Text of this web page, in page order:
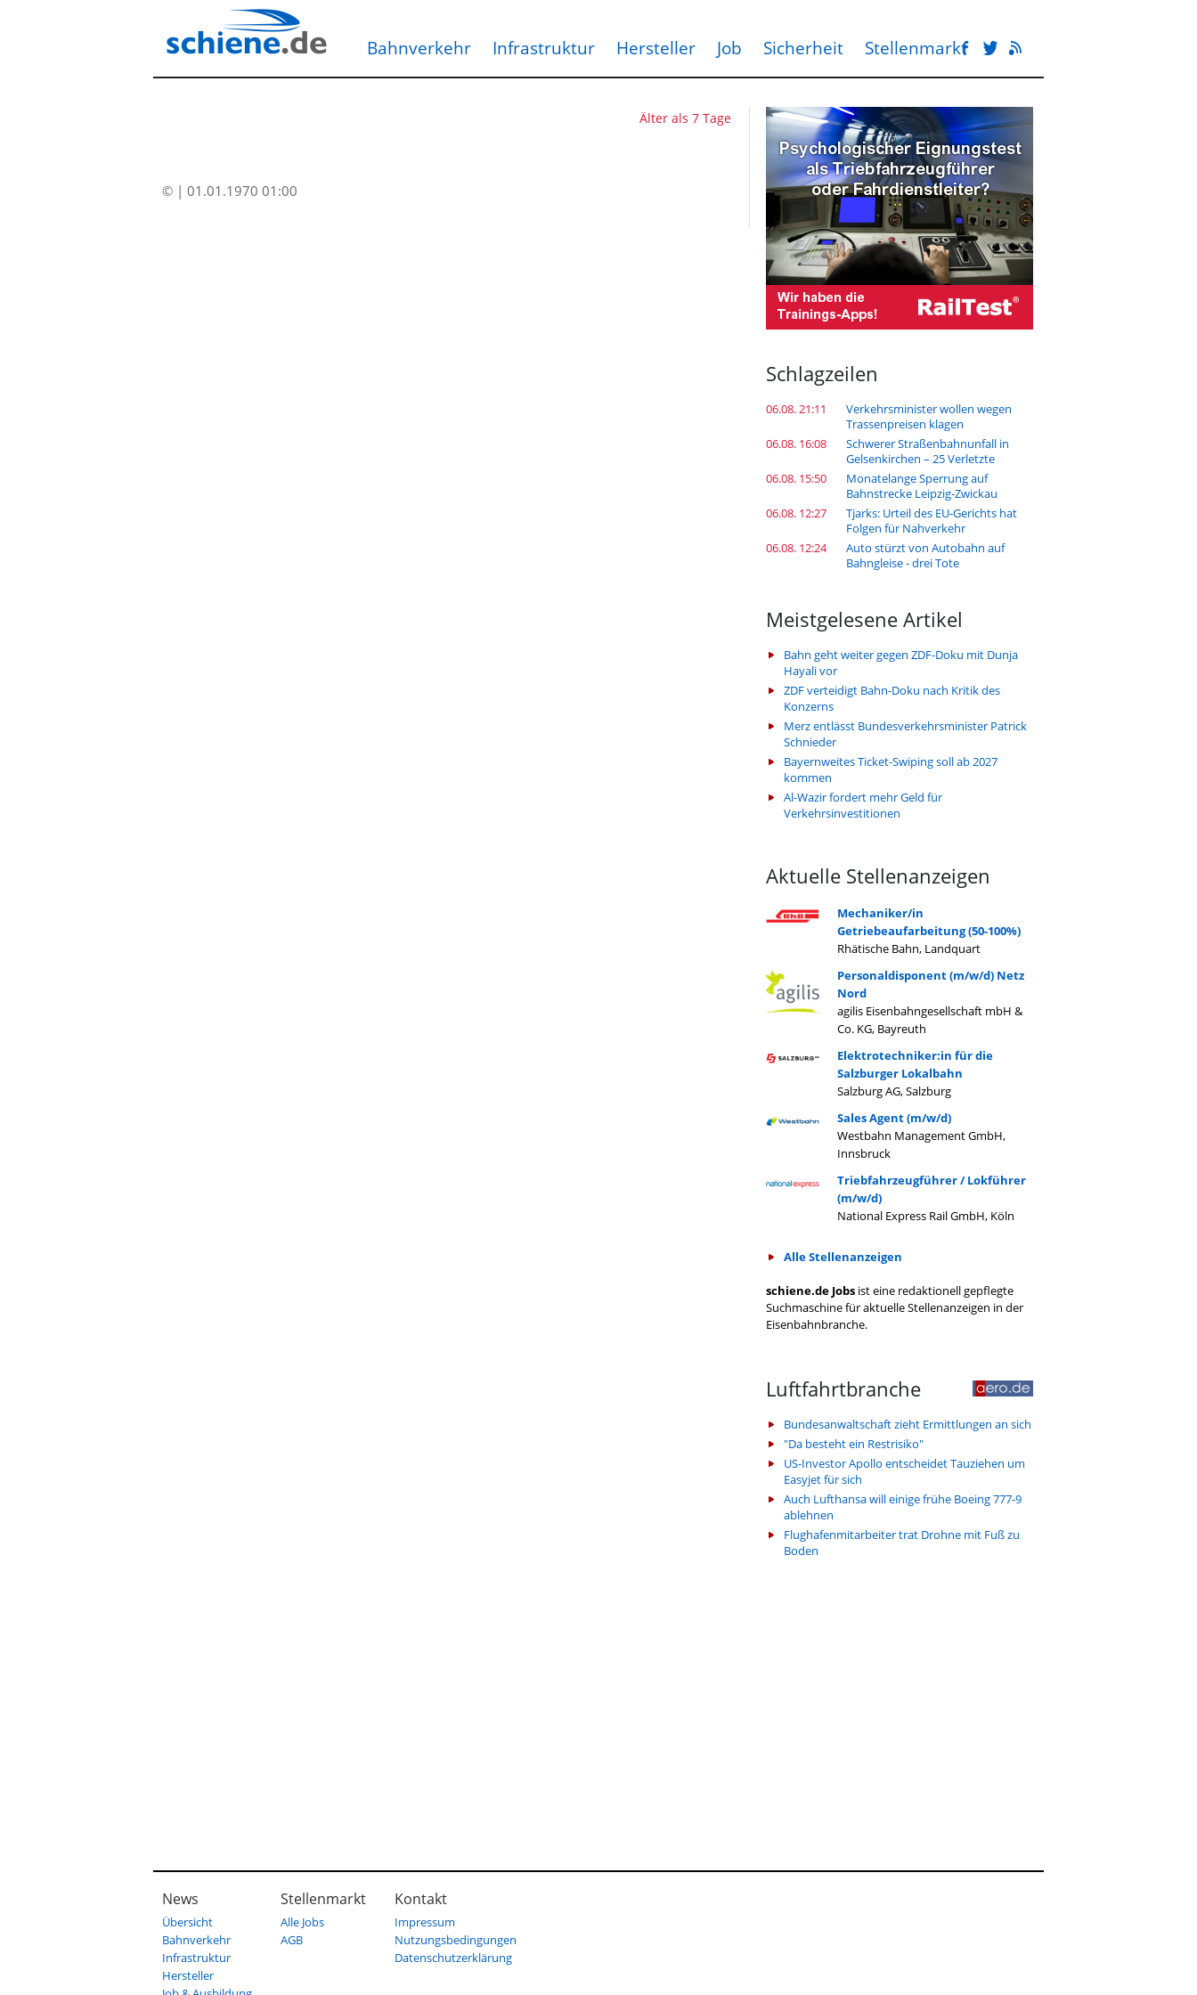
Bahnverkehr Infrastruktur Hersteller Job Sicherheit Stellenmarkt
Älter als 7 Tage
© | 01.01.1970 01:00
Schlagzeilen
06.08. 21:11
Verkehrsminister wollen wegen
Trassenpreisen klagen
06.08. 16:08
Schwerer Straßenbahnunfall in
Gelsenkirchen – 25 Verletzte
06.08. 15:50
Monatelange Sperrung auf
Bahnstrecke Leipzig-Zwickau
06.08. 12:27
Tjarks: Urteil des EU-Gerichts hat
Folgen für Nahverkehr
06.08. 12:24
Auto stürzt von Autobahn auf
Bahngleise - drei Tote
Meistgelesene Artikel
Bahn geht weiter gegen ZDF-Doku mit Dunja
Hayali vor
ZDF verteidigt Bahn-Doku nach Kritik des
Konzerns
Merz entlässt Bundesverkehrsminister Patrick
Schnieder
Bayernweites Ticket-Swiping soll ab 2027
kommen
Al-Wazir fordert mehr Geld für
Verkehrsinvestitionen
Aktuelle Stellenanzeigen
Mechaniker/in
Getriebeaufarbeitung (50-100%)
Rhätische Bahn, Landquart
Personaldisponent (m/w/d) Netz
Nord
agilis Eisenbahngesellschaft mbH &
Co. KG, Bayreuth
Elektrotechniker:in für die
Salzburger Lokalbahn
Salzburg AG, Salzburg
Sales Agent (m/w/d)
Westbahn Management GmbH,
Innsbruck
Triebfahrzeugführer / Lokführer
(m/w/d)
National Express Rail GmbH, Köln
Alle Stellenanzeigen
schiene.de Jobs ist eine redaktionell gepflegte
Suchmaschine für aktuelle Stellenanzeigen in der
Eisenbahnbranche.
Luftfahrtbranche
Bundesanwaltschaft zieht Ermittlungen an sich
"Da besteht ein Restrisiko"
US-Investor Apollo entscheidet Tauziehen um
Easyjet für sich
Auch Lufthansa will einige frühe Boeing 777-9
ablehnen
Flughafenmitarbeiter trat Drohne mit Fuß zu
Boden
News
Übersicht
Bahnverkehr
Infrastruktur
Hersteller
Stellenmarkt
Alle Jobs
AGB
Kontakt
Impressum
Nutzungsbedingungen
Datenschutzerklärung